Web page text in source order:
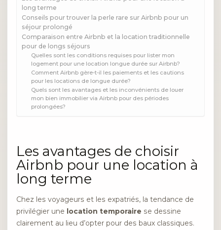
long terme
Conseils pour trouver la perle rare sur Airbnb pour un
séjour prolongé
Comparaison entre Airbnb et la location traditionnelle
pour de longs séjours
Quelles sont les conditions requises pour lister mon
logement pour une location longue durée sur Airbnb?
Comment Airbnb gère-t-il les paiements et les cautions
pour les locations de longue durée?
Quels sont les avantages et les inconvénients de louer
mon bien immobilier via Airbnb pour des périodes
prolongées?
Les avantages de choisir
Airbnb pour une location à
long terme
Chez les voyageurs et les expatriés, la tendance de
privilégier une location temporaire se dessine
clairement au lieu d’opter pour des baux classiques.